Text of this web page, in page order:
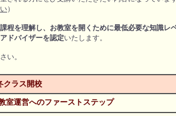
）
程を理解し、お教室を開くために最低必要な知識レ
ドバイザーを認定いたします。
い。
ラス開校
室運営へのファーストステップ